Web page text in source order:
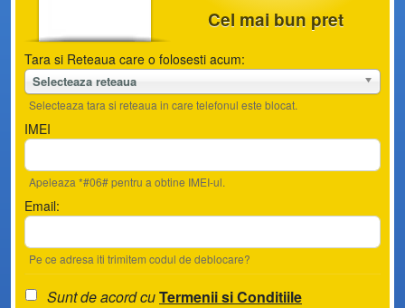
Cel mai bun pret
Tara si Reteaua care o folosesti acum:
Selecteaza reteaua
Selecteaza tara si reteaua in care telefonul este blocat.
IMEI
Apeleaza *#06# pentru a obtine IMEI-ul.
Email:
Pe ce adresa iti trimitem codul de deblocare?
Sunt de acord cuTermenii si Conditiile